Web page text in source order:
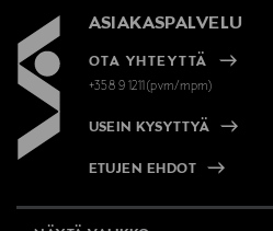
ASIAKASPALVELU
OTA YHTEYTTÄ
+358 9 1211(pvm/mpm)
USEIN KYSYTTYÄ
ETUJEN EHDOT